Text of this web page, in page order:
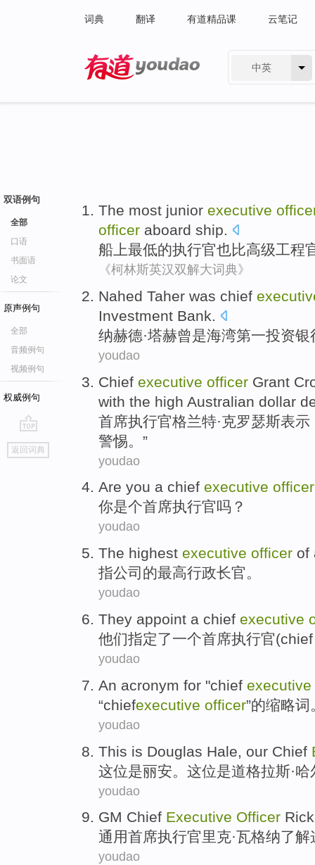
词典 翻译 有道精品课 云笔记
中英
双语例句
全部
口语
书面语
论文
原声例句
全部
音频例句
视频例句
权威例句
go
top
返回词典
The most junior executive
officer aboard ship.
船上最低的执行官也比高级工程
《柯林斯英汉双解大词典》
Nahed Taher was chief
Investment Bank.
纳赫德·塔赫曾是海湾第一投资银
youdao
Chief executive officer Grant
with the high Australian dollar
首席执行官格兰特·克罗瑟斯表示
警惕 。”
youdao
Are you a chief executive officer
你是个首席执行官吗？
youdao
The highest executive officer of
指公司 的最高行政长官。
youdao
They appoint a chief executive
他们指定了一个首席执行官
youdao
An acronym for "chief executive
“chiefexecutive officer”的缩略词
youdao
This is Douglas Hale our Chief
这位是丽安。这位是道格拉斯·哈
youdao
GM Chief Executive Officer
通用首席执行官里克·瓦格纳了解
youdao